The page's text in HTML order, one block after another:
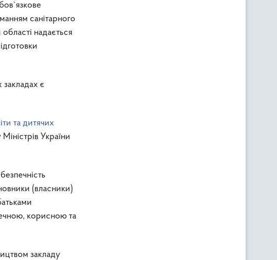
санітарного
надається
закладах є
та дитячих
України
(власники)
корисною та
закладу